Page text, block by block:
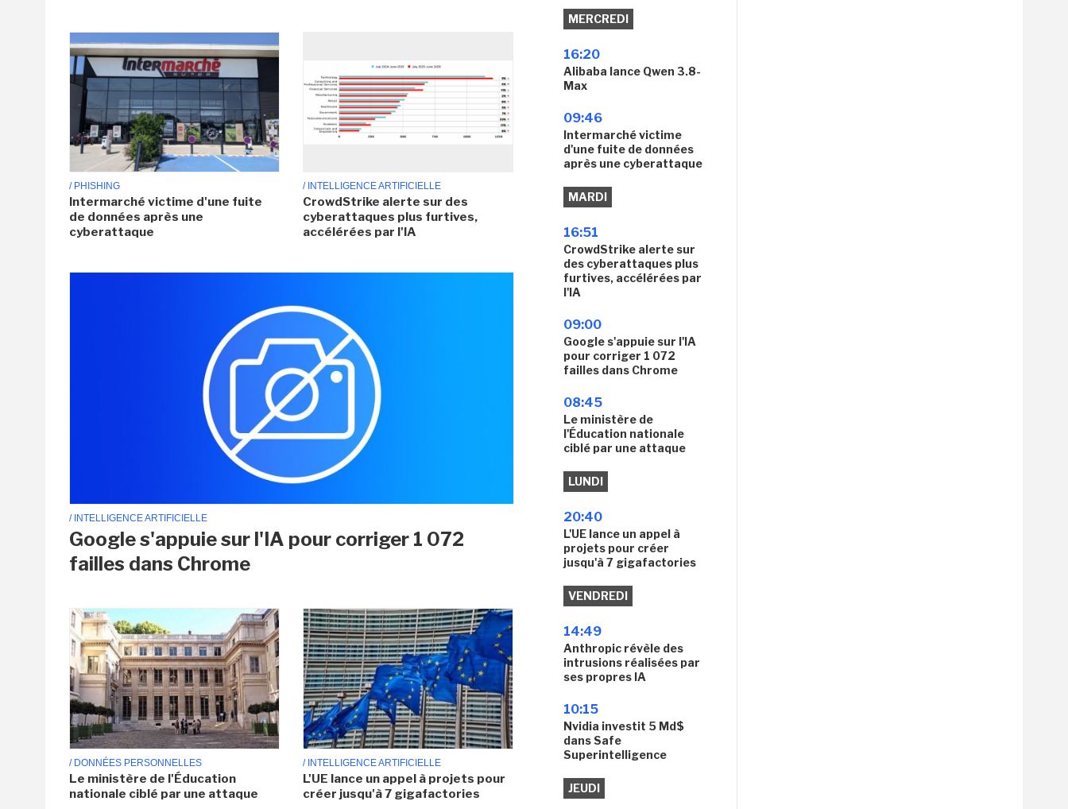
/ PHISHING
Intermarché victime d'une fuite
de données après une
cyberattaque
/ INTELLIGENCE ARTIFICIELLE
CrowdStrike alerte sur des
cyberattaques plus furtives,
accélérées par l'IA
/ INTELLIGENCE ARTIFICIELLE
Google s'appuie sur l'IA pour corriger 1 072
failles dans Chrome
/ DONNÉES PERSONNELLES
Le ministère de l'Éducation
nationale ciblé par une attaque
/ INTELLIGENCE ARTIFICIELLE
L'UE lance un appel à projets pour
créer jusqu'à 7 gigafactories
MERCREDI
16:20
Alibaba lance Qwen 3.8-
Max
09:46
Intermarché victime
d'une fuite de données
après une cyberattaque
MARDI
16:51
CrowdStrike alerte sur
des cyberattaques plus
furtives, accélérées par
l'IA
09:00
Google s'appuie sur l'IA
pour corriger 1 072
failles dans Chrome
08:45
Le ministère de
l'Éducation nationale
ciblé par une attaque
LUNDI
20:40
L'UE lance un appel à
projets pour créer
jusqu'à 7 gigafactories
VENDREDI
14:49
Anthropic révèle des
intrusions réalisées par
ses propres IA
10:15
Nvidia investit 5 Md$
dans Safe
Superintelligence
JEUDI